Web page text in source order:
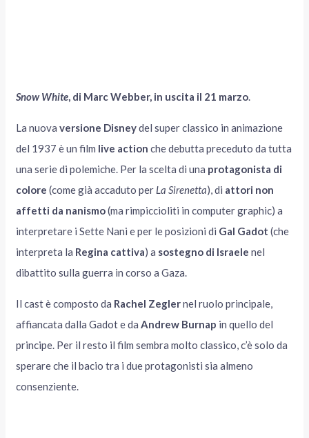
Snow White, di Marc Webber, in uscita il 21 marzo.
La nuovaversione Disneydel super classico in animazione
del 1937 è un film live action che debutta preceduto da tutta
una serie di polemiche. Per la scelta di una protagonista di
colore (come già accaduto per La Sirenetta), di attori non
affetti da nanismo(ma rimpiccioliti in computer graphic) a
interpretare i Sette Nani e per le posizioni di Gal Gadot (che
interpreta la Regina cattiva) a sostegno di Israele nel
dibattito sulla guerra in corso a Gaza.
Il cast è composto da Rachel Zeglernel ruolo principale,
affiancata dalla Gadot e daAndrew Burnap in quello del
principe. Per il resto il film sembra molto classico, c’è solo da
sperare che il bacio tra i due protagonisti sia almeno
consenziente.